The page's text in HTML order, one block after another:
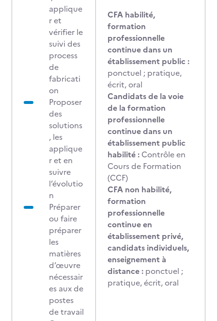
applique
r et
vérifier le
suivi des
process
de
fabricati
on
Proposer
des
solutions
, les
applique
r et en
suivre
l’évolutio
n
Préparer
ou faire
préparer
les
matières
d’œuvre
nécessair
es aux de
postes
de travail
CFA habilité,
formation
professionnelle
continue dans un
établissement public :
ponctuel ; pratique,
écrit, oral
Candidats de la voie
de la formation
professionnelle
continue dans un
établissement public
habilité : Contrôle en
Cours de Formation
(CCF)
CFA non habilité,
formation
professionnelle
continue en
établissement privé,
candidats individuels,
enseignement à
distance : ponctuel ;
pratique, écrit, oral